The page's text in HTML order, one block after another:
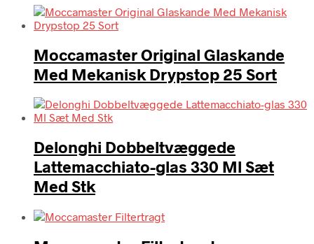
Moccamaster Original Glaskande
Med Mekanisk Drypstop 25 Sort
Delonghi Dobbeltvæggede
Lattemacchiato-glas 330 Ml Sæt
Med Stk